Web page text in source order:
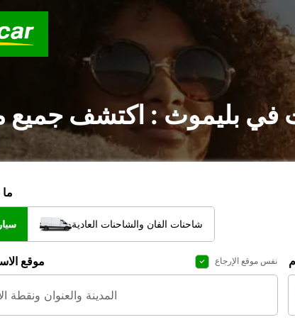
في بليموث : اكتشف جميع
شاحنات الفان والشاحنات العادية
موقع نفس موقع الإرجاع